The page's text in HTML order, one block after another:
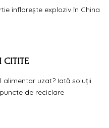
înflorește exploziv în China
CITITE
alimentar uzat? Iată soluții
de reciclare